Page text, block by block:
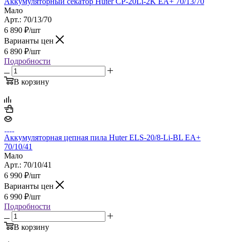
Мало
Арт.: 70/13/70
6 890 ₽/шт
Варианты цен
6 890 ₽/шт
Подробности
В корзину
Аккумуляторная цепная пила Huter ELS-20/8-Li-BL ЕА+
70/10/41
Мало
Арт.: 70/10/41
6 990 ₽/шт
Варианты цен
6 990 ₽/шт
Подробности
В корзину